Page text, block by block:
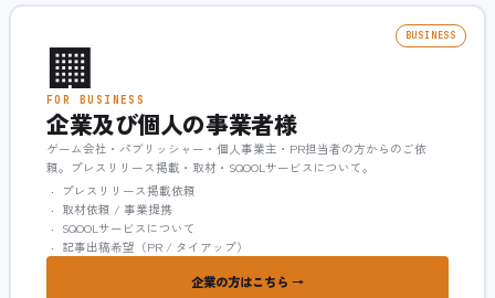
BUSINESS
🏢
FOR BUSINESS
企業及び個人の事業者様
ゲーム会社・パブリッシャー・個人事業主・PR担当者の方からのご依
頼。プレスリリース掲載・取材・SQOOLサービスについて。
プレスリリース掲載依頼
取材依頼 / 事業提携
SQOOLサービスについて
記事出稿希望（PR / タイアップ）
企業の方はこちら →